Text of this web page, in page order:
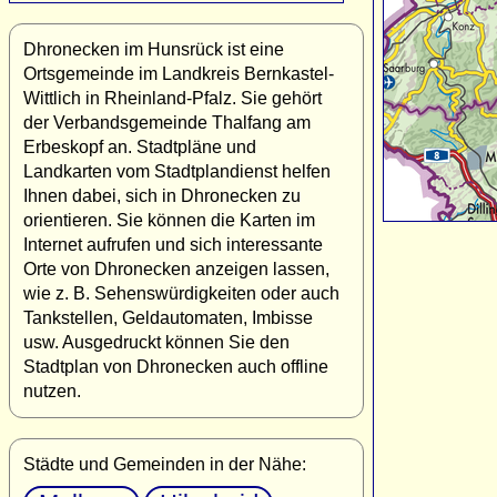
Dhronecken im Hunsrück ist eine
Ortsgemeinde im Landkreis Bernkastel-
Wittlich in Rheinland-Pfalz. Sie gehört
der Verbandsgemeinde Thalfang am
Erbeskopf an. Stadtpläne und
Landkarten vom Stadtplandienst helfen
Ihnen dabei, sich in Dhronecken zu
orientieren. Sie können die Karten im
Internet aufrufen und sich interessante
Orte von Dhronecken anzeigen lassen,
wie z. B. Sehenswürdigkeiten oder auch
Tankstellen, Geldautomaten, Imbisse
usw. Ausgedruckt können Sie den
Stadtplan von Dhronecken auch offline
nutzen.
Städte und Gemeinden in der Nähe: